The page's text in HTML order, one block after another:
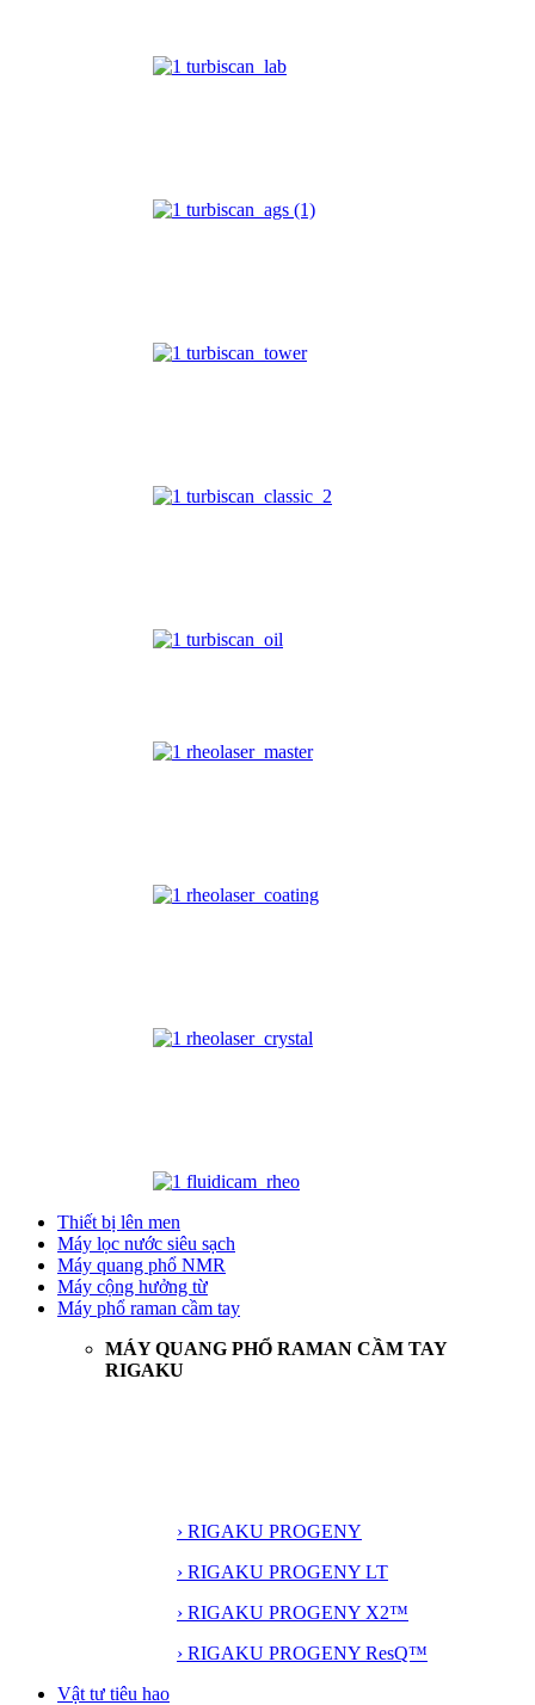
Thiết bị lên men
Máy lọc nước siêu sạch
Máy quang phổ NMR
Máy cộng hưởng từ
Máy phổ raman cầm tay
MÁY QUANG PHỔ RAMAN CẦM TAY
RIGAKU
› RIGAKU PROGENY
› RIGAKU PROGENY LT
› RIGAKU PROGENY X2™
› RIGAKU PROGENY ResQ™
Vật tư tiêu hao